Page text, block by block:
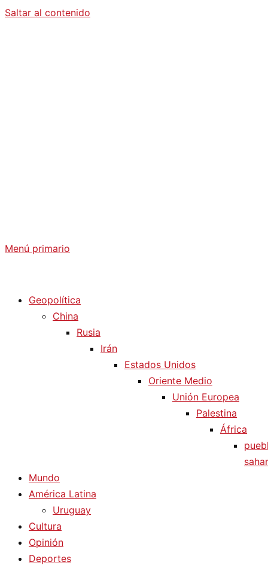
Saltar al contenido
Menú primario
Geopolítica
China
Rusia
Irán
Estados Unidos
Oriente Medio
Unión Europea
Palestina
África
Mundo
América Latina
Uruguay
Cultura
Opinión
Deportes